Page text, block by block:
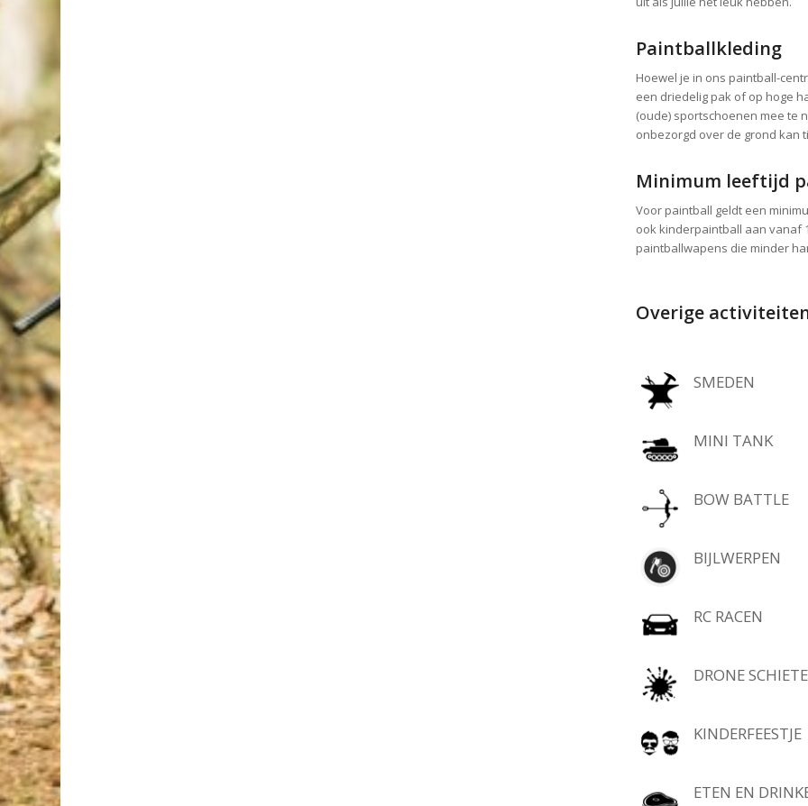
Paintballkleding
Hoewel je in ons paintball-
een driedelig pak of op hoge
(oude) sportschoenen mee te
onbezorgd over de grond kan
Minimum leeftijd
Voor paintball geldt een
ook kinderpaintball aan vanaf
paintballwapens die minder
Overige
SMEDEN
MINI TANK
BOW BATTLE
BIJLWERPEN
RC RACEN
DRONE
KINDERFEESTJE
ETEN EN